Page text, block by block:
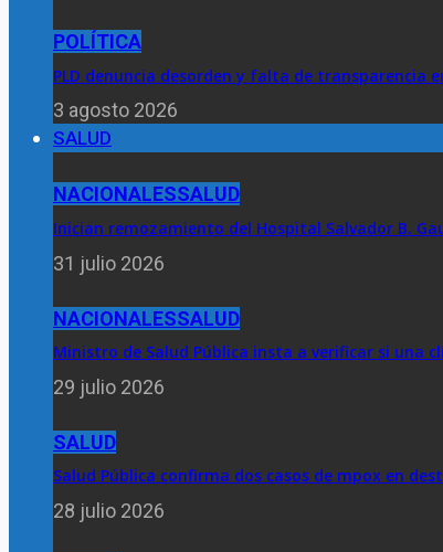
POLÍTICA
PLD denuncia desorden y falta de transparencia
3 agosto 2026
SALUD
NACIONALESSALUD
Inician remozamiento del Hospital Salvador B.
31 julio 2026
NACIONALESSALUD
Ministro de Salud Pública insta a verificar si una
29 julio 2026
SALUD
Salud Pública confirma dos casos de mpox en
28 julio 2026